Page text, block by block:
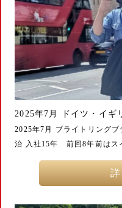
2025年7月 ドイツ・イギ
2025年7月 ブライトリング
治 入社15年 前回8年前はス